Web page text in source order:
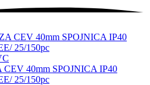
40mm SPOJNICA IP40
25/150pc